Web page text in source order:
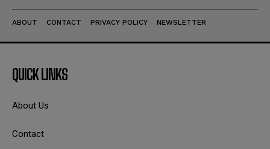
ABOUT CONTACT PRIVACY POLICY NEWSLETTER
QUICK LINKS
About Us
Contact